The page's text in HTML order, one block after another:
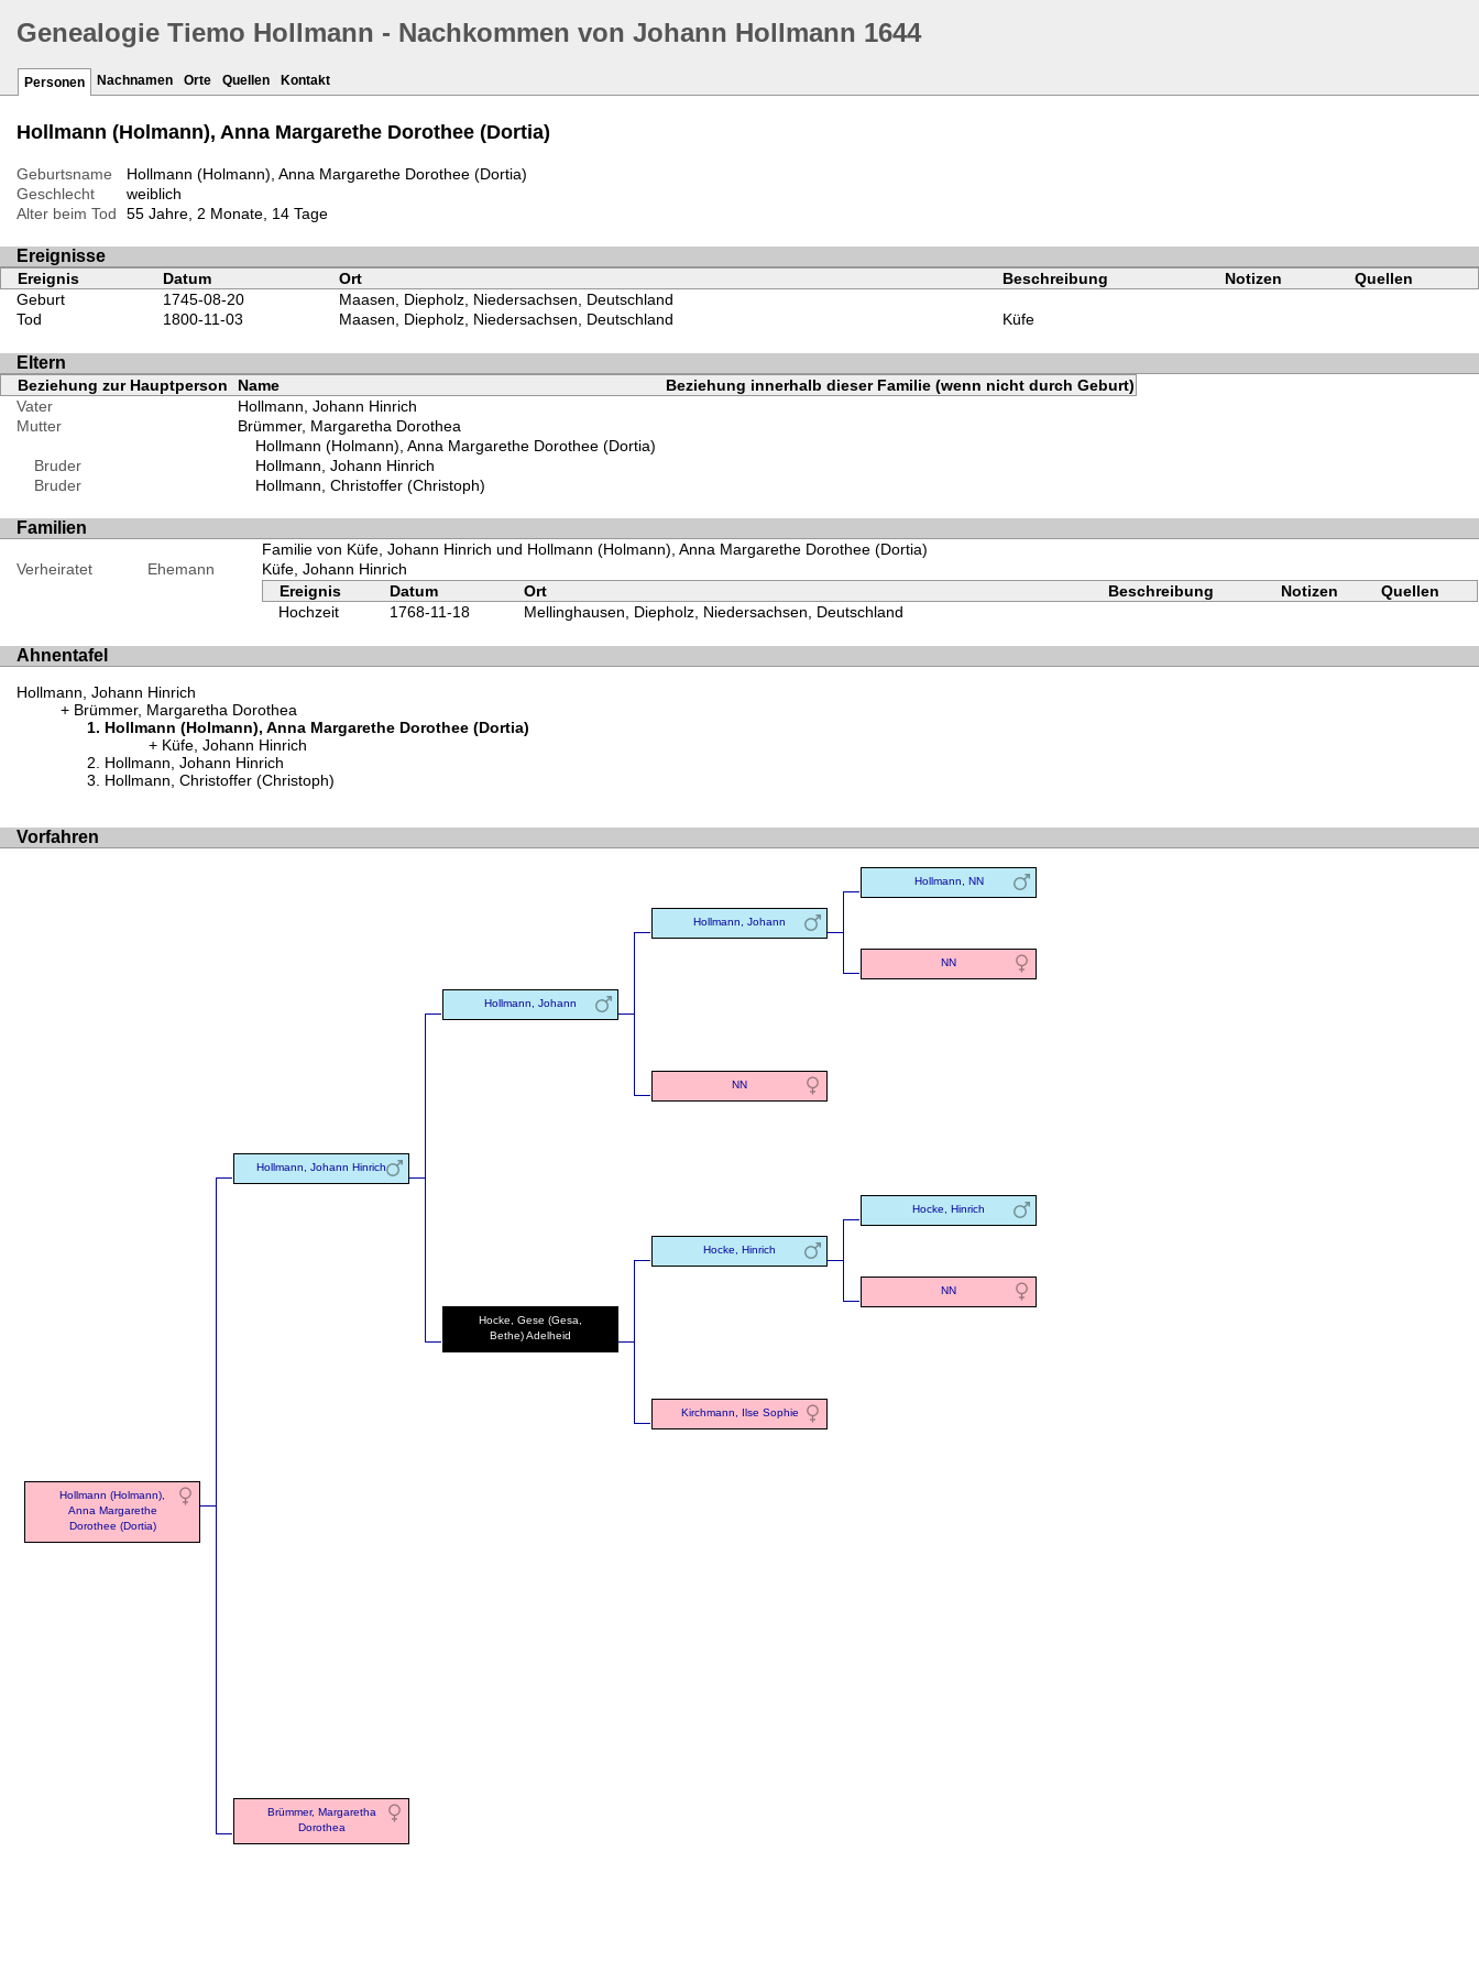
Genealogie Tiemo Hollmann - Nachkommen von Johann Hollmann 1644
Personen Nachnamen Orte Quellen Kontakt
Hollmann (Holmann), Anna Margarethe Dorothee (Dortia)
Geburtsname
Hollmann (Holmann), Anna Margarethe Dorothee (Dortia)
Geschlecht
weiblich
Alter beim Tod
55 Jahre, 2 Monate, 14 Tage
Ereignisse
Ereignis Datum Ort Beschreibung Notizen
Quellen
Geburt
1745-08-20
Maasen, Diepholz, Niedersachsen, Deutschland
Tod
1800-11-03 Maasen, Diepholz, Niedersachsen, Deutschland Küfe
Eltern
Beziehung zur Hauptperson Name
Beziehung innerhalb dieser Familie (wenn nicht durch Geburt)
Vater
Hollmann, Johann Hinrich
Mutter
Brümmer, Margaretha Dorothea
Hollmann (Holmann), Anna Margarethe Dorothee (Dortia)
Bruder
Hollmann, Johann Hinrich
Bruder
Hollmann, Christoffer (Christoph)
Familien
Familie von Küfe, Johann Hinrich und Hollmann (Holmann), Anna Margarethe Dorothee (Dortia)
Verheiratet
Ehemann
Küfe, Johann Hinrich
Ereignis
Datum Ort Beschreibung Notizen
Quellen
Hochzeit
1768-11-18 Mellinghausen, Diepholz, Niedersachsen, Deutschland
Ahnentafel
Hollmann, Johann Hinrich
Brümmer, Margaretha Dorothea
Hollmann (Holmann), Anna Margarethe Dorothee (Dortia)
Küfe, Johann Hinrich
Hollmann, Johann Hinrich
Hollmann, Christoffer (Christoph)
Vorfahren
Hollmann (Holmann),
Anna Margarethe
Dorothee (Dortia)
Hollmann, Johann Hinrich
Hollmann, Johann
Hollmann, Johann
Hollmann, NN
NN
NN
Hocke, Gese (Gesa,
Bethe) Adelheid
Hocke, Hinrich
Hocke, Hinrich
NN
Kirchmann, Ilse Sophie
Brümmer, Margaretha
Dorothea